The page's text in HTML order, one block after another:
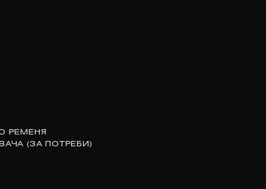
РЕМЕНЯ
(ЗА ПОТРЕБИ)